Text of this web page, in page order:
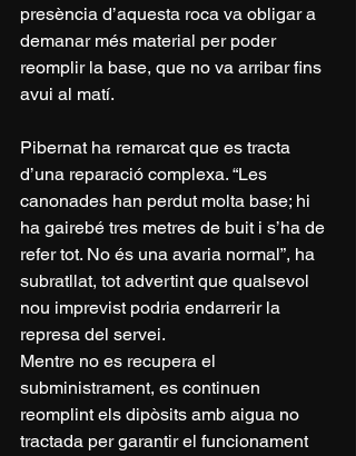
presència d’aquesta roca va obligar a
demanar més material per poder
reomplir la base, que no va arribar fins
avui al matí.
Pibernat ha remarcat que es tracta
d’una reparació complexa. “Les
canonades han perdut molta base; hi
ha gairebé tres metres de buit i s’ha de
refer tot. No és una avaria normal”, ha
subratllat, tot advertint que qualsevol
nou imprevist podria endarrerir la
represa del servei.
Mentre no es recupera el
subministrament, es continuen
reomplint els dipòsits amb aigua no
tractada per garantir el funcionament